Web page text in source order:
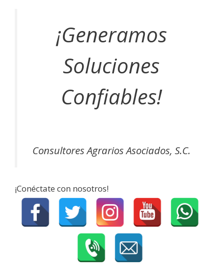
¡Generamos
Soluciones
Confiables!
Consultores Agrarios Asociados, S.C.
¡Conéctate con nosotros!